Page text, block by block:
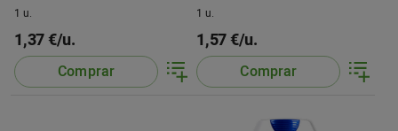
1 u.
1,37 €/u.
Comprar
1 u.
1,57 €/u.
Comprar